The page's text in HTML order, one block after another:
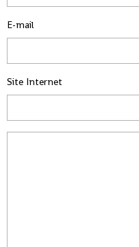
E-mail
Site Internet